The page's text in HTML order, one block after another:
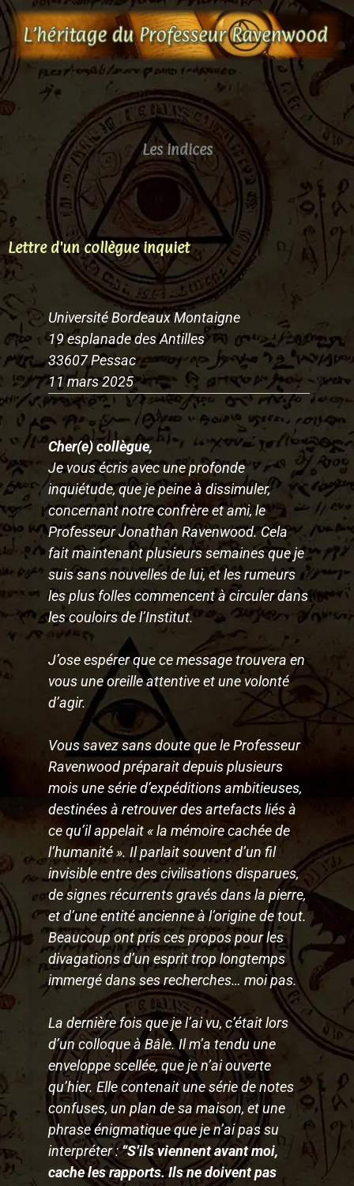
Aller
au
contenu
Les indices
Lettre d'un collègue inquiet
Université Bordeaux Montaigne
19 esplanade des Antilles
33607 Pessac
11 mars 2025
Cher(e) collègue,
Je vous écris avec une profonde
inquiétude, que je peine à dissimuler,
concernant notre confrère et ami, le
Professeur Jonathan Ravenwood. Cela
fait maintenant plusieurs semaines que je
suis sans nouvelles de lui, et les rumeurs
les plus folles commencent à circuler dans
les couloirs de l’Institut.
J’ose espérer que ce message trouvera en
vous une oreille attentive et une volonté
d’agir.
Vous savez sans doute que le Professeur
Ravenwood préparait depuis plusieurs
mois une série d’expéditions ambitieuses,
destinées à retrouver des artefacts liés à
ce qu’il appelait « la mémoire cachée de
l’humanité ». Il parlait souvent d’un fil
invisible entre des civilisations disparues,
de signes récurrents gravés dans la pierre,
et d’une entité ancienne à l’origine de tout.
Beaucoup ont pris ces propos pour les
divagations d’un esprit trop longtemps
immergé dans ses recherches… moi pas.
La dernière fois que je l’ai vu, c’était lors
d’un colloque à Bâle. Il m’a tendu une
enveloppe scellée, que je n’ai ouverte
qu’hier. Elle contenait une série de notes
confuses, un plan de sa maison, et une
phrase énigmatique que je n’ai pas su
interpréter :“S’ils viennent avant moi,
cache les rapports. Ils ne doivent pas